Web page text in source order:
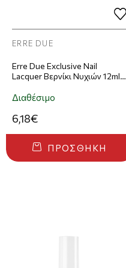
ERRE DUE
Erre Due Exclusive Nail
Lacquer Βερνίκι Νυχιών 12ml –
Διαθέσιμο
6,18€
ΠΡΟΣΘΉΚΗ